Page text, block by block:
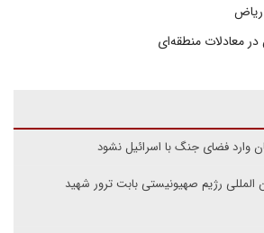
در معادلات منطقه‌ای
وارد فضای جنگ با اسرائیل نشود
المللی رژیم صهیونیستی بابت ترور شهید